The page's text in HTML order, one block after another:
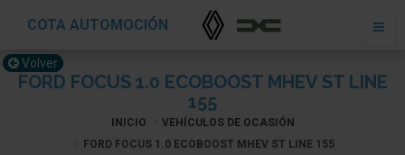
COTA AUTOMOCIÓN
FORD FOCUS 1.0 ECOBOOST MHEV ST LINE
155
Volver
INICIO
VEHÍCULOS DE OCASIÓN
FORD FOCUS 1.0 ECOBOOST MHEV ST LINE 155